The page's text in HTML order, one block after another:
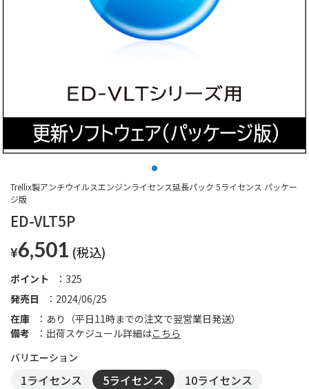
ED-VLT5P
Trellix製アンチウイルスエンジンライセンス延長パック 5ライセンス パッケー
ジ版
¥6,501
発売日 2024/06/25
ポイント 325
在庫
あり（平日11時までの注文で翌営業日発送）
備考
出荷スケジュール詳細はこちら
1ライセンス 5ライセンス
10ライセンス